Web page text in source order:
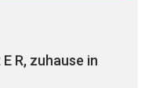
E R, zuhause in